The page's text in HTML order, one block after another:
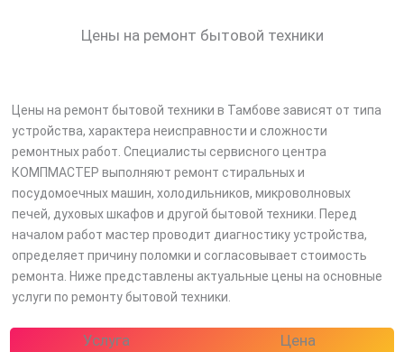
Цены на ремонт бытовой техники
Цены на ремонт бытовой техники в Тамбове зависят от типа
устройства, характера неисправности и сложности
ремонтных работ. Специалисты сервисного центра
КОМПМАСТЕР выполняют ремонт стиральных и
посудомоечных машин, холодильников, микроволновых
печей, духовых шкафов и другой бытовой техники. Перед
началом работ мастер проводит диагностику устройства,
определяет причину поломки и согласовывает стоимость
ремонта. Ниже представлены актуальные цены на основные
услуги по ремонту бытовой техники.
Услуга Цена